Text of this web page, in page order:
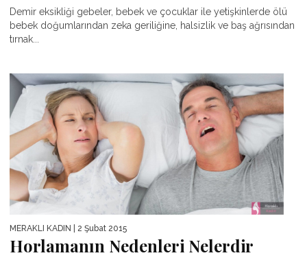
Demir eksikliği gebeler, bebek ve çocuklar ile yetişkinlerde ölü
bebek doğumlarından zeka geriliğine, halsizlik ve baş ağrısından
tırnak...
MERAKLI KADIN | 2 Şubat 2015
Horlamanın Nedenleri Nelerdir